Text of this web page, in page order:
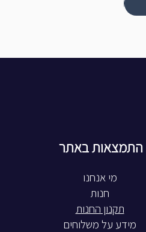
התמצאות באתר
חנות
תקנון החנות
מידע על משלוחים